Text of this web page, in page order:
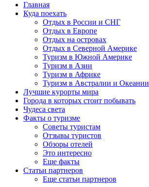
Главная
Куда поехать
Отдых в России и СНГ
Отдых в Европе
Отдых на островах
Отдых в Северной Америке
Туризм в Южной Америке
Туризм в Азии
Туризм в Африке
Туризм в Австралии и Океании
Лучшие курорты мира
Города в которых стоит побывать
Чудеса света
Факты о туризме
Советы туристам
Отзывы туристов
Обзоры отелей
Это интересно
Еще факты
Статьи партнеров
Еще статьи партнеров